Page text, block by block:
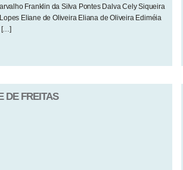
Franklin da Silva Pontes Dalva Cely Siqueira
Eliane de Oliveira Eliana de Oliveira Ediméia
[…]
DE FREITAS